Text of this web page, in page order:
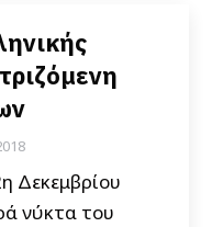
Δεκεμβρίου
νύκτα του